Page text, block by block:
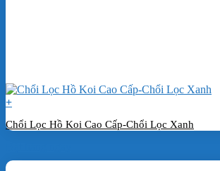
+
Chổi Lọc Hồ Koi Cao Cấp-Chổi Lọc Xanh